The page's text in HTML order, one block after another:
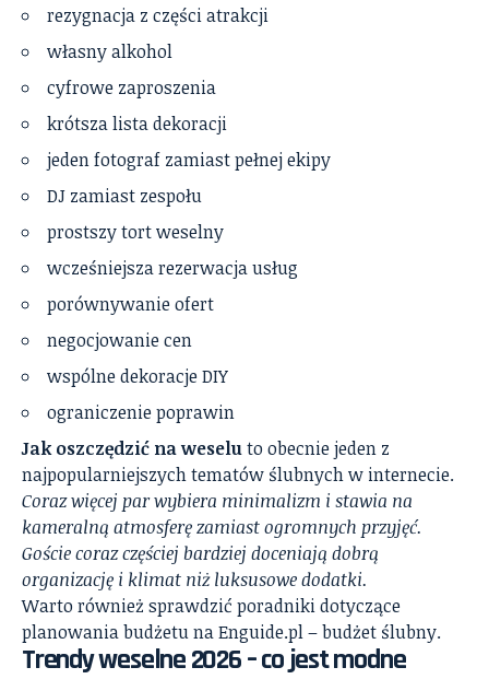
rezygnacja z części atrakcji
własny alkohol
cyfrowe zaproszenia
krótsza lista dekoracji
jeden fotograf zamiast pełnej ekipy
DJ zamiast zespołu
prostszy tort weselny
wcześniejsza rezerwacja usług
porównywanie ofert
negocjowanie cen
wspólne dekoracje DIY
ograniczenie poprawin
Jak oszczędzić na weseluto obecnie jeden z
najpopularniejszych tematów ślubnych w internecie.
Coraz więcej par wybiera minimalizm i stawia na
kameralną atmosferę zamiast ogromnych przyjęć.
Goście coraz częściej bardziej doceniają dobrą
organizację i klimat niż luksusowe dodatki.
Warto również sprawdzić poradniki dotyczące
planowania budżetu naEnguide.pl – budżet ślubny.
Trendy weselne 2026 – co jest modne